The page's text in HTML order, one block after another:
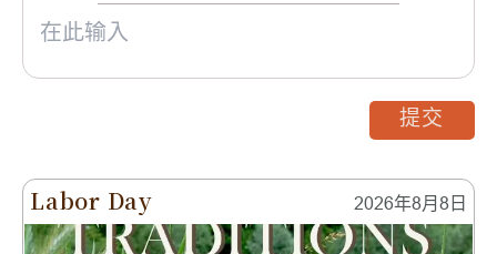
Labor Day 2026年8月8日
提交